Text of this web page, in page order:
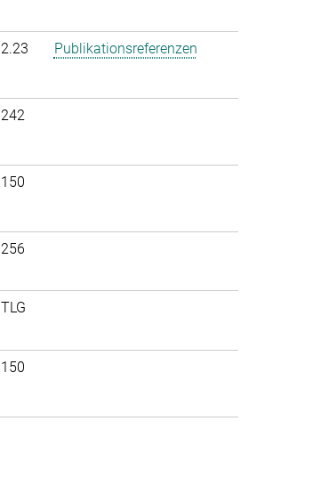
2.23 Publikationsreferenzen
242
150
256
TLG
150